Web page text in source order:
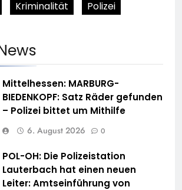
Kriminalität Polizei
Mittelhessen: MARBURG-
BIEDENKOPF: Satz Räder gefunden
– Polizei bittet um Mithilfe
6. August 2026 0
POL-OH: Die Polizeistation
Lauterbach hat einen neuen
Leiter: Amtseinführung von